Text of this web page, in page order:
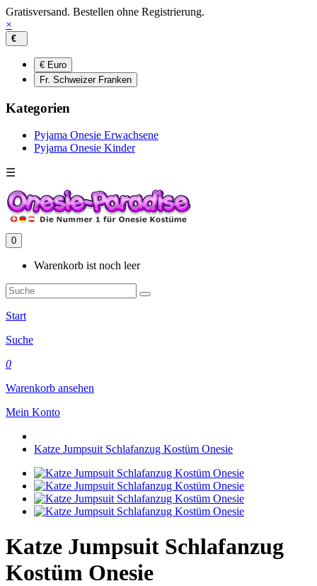
Gratisversand. Bestellen ohne Registrierung.
×
€
€ Euro
Fr. Schweizer Franken
Kategorien
Pyjama Onesie Erwachsene
Pyjama Onesie Kinder
☰
0
Warenkorb ist noch leer
Start
Suche
0
Warenkorb ansehen
Mein Konto
Katze Jumpsuit Schlafanzug Kostüm Onesie
Katze Jumpsuit Schlafanzug
Kostüm Onesie